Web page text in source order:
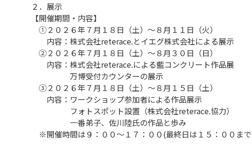
２．展示
【開催期間・内容】
①２０２６年７月１８日（土）～８月１１日（火）
内容：株式会社reterace.とイエグ株式会社による展示
②２０２６年７月１８日（土）～８月３０日（日）
内容：株式会社reterace.による藍コンクリート作品展
万博受付カウンターの展示
③２０２６年７月１８日（土）～８月１５日（土）
内容：ワークショップ参加者による作品展示
フォトスポット設置（株式会社reterace.協力）
一番弟子、佐川陸氏の作品と歩み
※開催時間は９：００～１７：００(最終日は１５：００まで)